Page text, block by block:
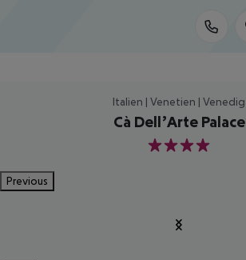
Italien | Venetien | Venedig
Cà Dell’Arte Palace
4
Previous